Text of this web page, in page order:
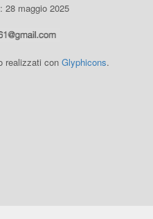
28 maggio 2025
realizzati con Glyphicons.